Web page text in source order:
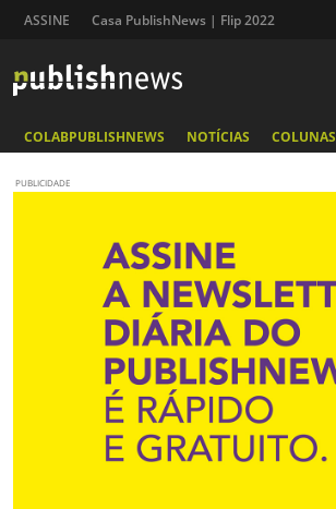
ASSINE Casa PublishNews | Flip 2022
COLABPUBLISHNEWS NOTÍCIAS COLUNAS
PUBLICIDADE